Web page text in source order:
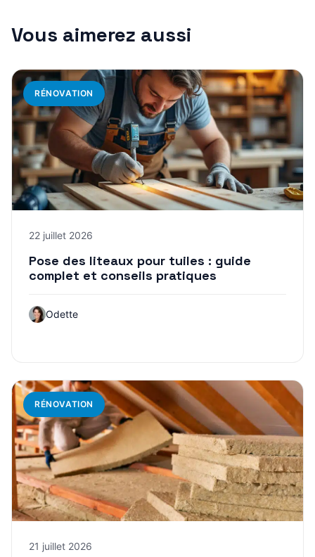
Vous aimerez aussi
RÉNOVATION
22 juillet 2026
Pose des liteaux pour tuiles : guide
complet et conseils pratiques
Odette
RÉNOVATION
21 juillet 2026